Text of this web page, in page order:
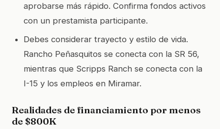
aprobarse más rápido. Confirma fondos activos
con un prestamista participante.
Debes considerar trayecto y estilo de vida.
Rancho Peñasquitos se conecta con la SR 56,
mientras que Scripps Ranch se conecta con la
I-15 y los empleos en Miramar.
Realidades de financiamiento por menos
de $800K